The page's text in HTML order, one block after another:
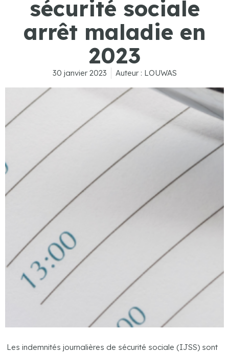
sécurité sociale
arrêt maladie en
2023
30 janvier 2023 Auteur : LOUWAS
Les indemnités journalières de sécurité sociale (IJSS) sont